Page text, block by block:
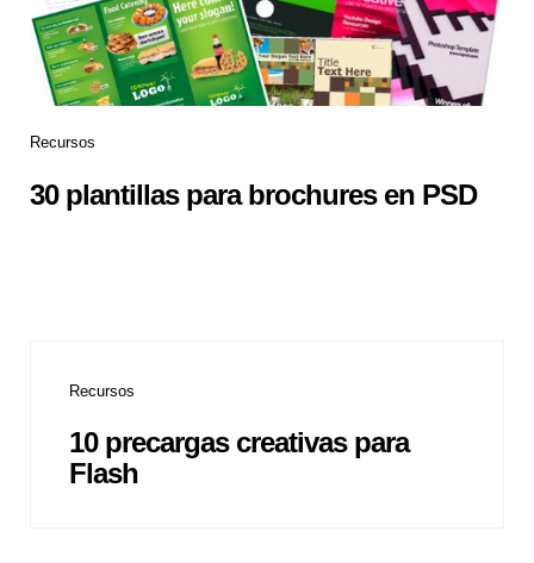
Recursos
30 plantillas para brochures en PSD
Recursos
10 precargas creativas para
Flash